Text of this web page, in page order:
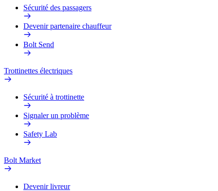
Sécurité des passagers
Devenir partenaire chauffeur
Bolt Send
Trottinettes électriques
Sécurité à trottinette
Signaler un problème
Safety Lab
Bolt Market
Devenir livreur